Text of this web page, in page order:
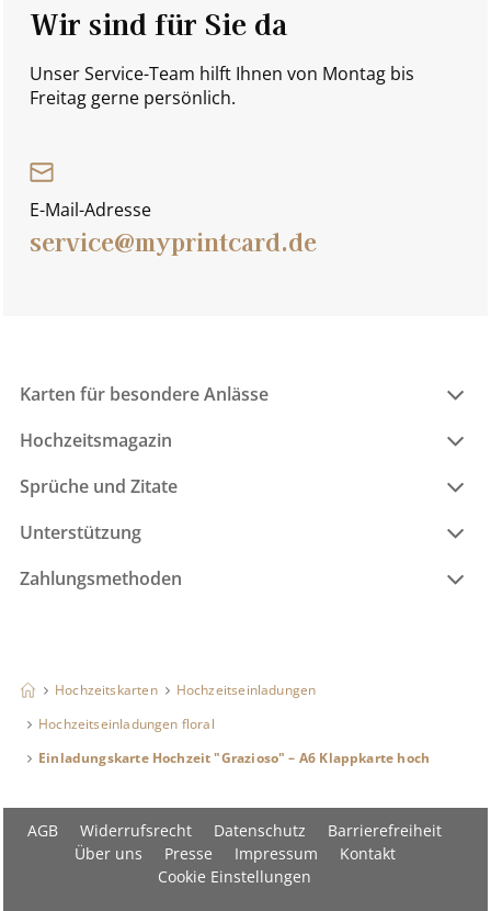
Wir sind für Sie da
Unser Service-Team hilft Ihnen von Montag bis
Freitag gerne persönlich.
E-Mail-Adresse
service@myprintcard.de
Karten für besondere Anlässe
Hochzeitsmagazin
Sprüche und Zitate
Unterstützung
Zahlungsmethoden
Hochzeitskarten
Hochzeitseinladungen
Hochzeitseinladungen floral
Einladungskarte Hochzeit "Grazioso" – A6 Klappkarte hoch
AGB Widerrufsrecht Datenschutz
Barrierefreiheit
Über uns
Presse Impressum
Kontakt
Cookie Einstellungen